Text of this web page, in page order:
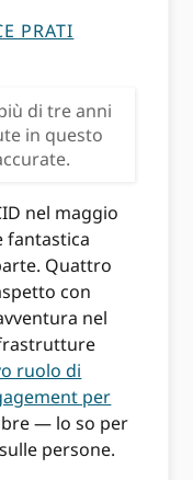
PRATI
di tre anni
in questo
nel maggio
fantastica
Quattro
con
nel
ruolo di
per
— lo so per
persone.